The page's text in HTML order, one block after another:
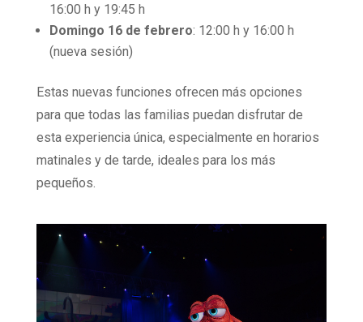
16:00 h y 19:45 h
Domingo 16 de febrero: 12:00 h y 16:00 h
(nueva sesión)
Estas nuevas funciones ofrecen más opciones
para que todas las familias puedan disfrutar de
esta experiencia única, especialmente en horarios
matinales y de tarde, ideales para los más
pequeños.